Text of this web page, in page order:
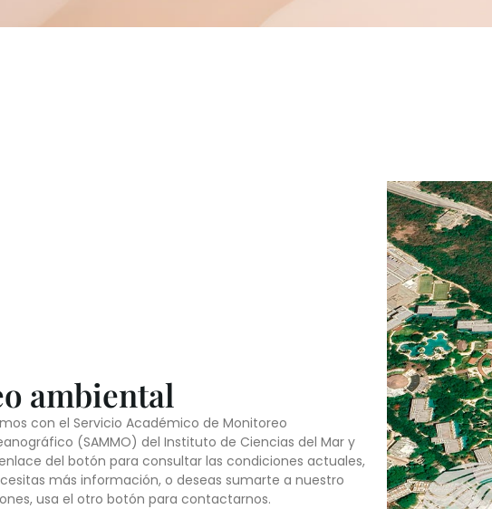
ambiental
con el Servicio Académico de Monitoreo
(SAMMO) del Instituto de Ciencias del Mar y
del botón para consultar las condiciones actuales,
más información, o deseas sumarte a nuestro
usa el otro botón para contactarnos.